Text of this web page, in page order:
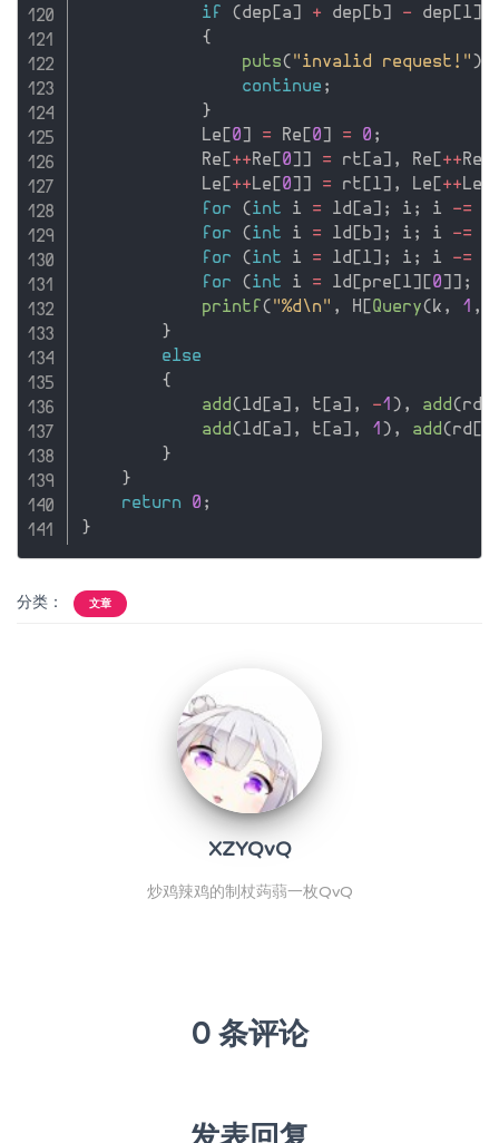
if
(dep [a] + dep [b] - dep [l]
{
puts( "invalid request!" )
continue ;
}
            Le
[0] = Re [0] = 0 ;
            Re
[++Re [0] ] = rt [a] , Re [++Re
            Le
[++Le [0] ] = rt [l] , Le [++Le
for
(int i = ld [a] ; i ; i -=
for
(int i = ld [b] ; i ; i -=
for
(int i = ld [l] ; i ; i -=
for
(int i = ld [pre [l] [0] ] ;
printf ( "%d\n" , H [Query(k , 1 ,
}
else
{
add(ld [a] , t [a] , -1 ) , add(rd
add(ld [a] , t [a] , 1 ) , add(rd [
}
}
return
0 ;
}
分类： 文章
XZYQvQ
炒鸡辣鸡的制杖蒟蒻一枚QvQ
0 条评论